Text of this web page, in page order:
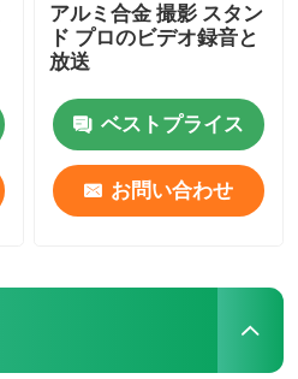
アルミ合金 撮影 スタン
ド プロのビデオ録音と
放送
ベストプライス
お問い合わせ